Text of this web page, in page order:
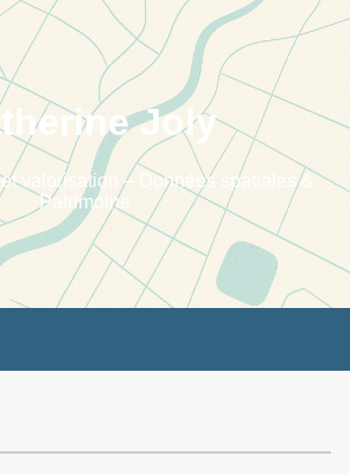
Joly
valorisation – Données spatiales &
Patrimoine